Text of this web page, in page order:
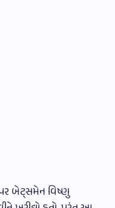
બેટ્સમેન વિષ્ણુ